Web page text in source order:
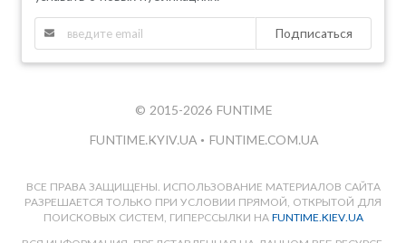
Подписаться
© 2015-2026 FUNTIME
FUNTIME.KYIV.UA • FUNTIME.COM.UA
ВСЕ ПРАВА ЗАЩИЩЕНЫ. ИСПОЛЬЗОВАНИЕ МАТЕРИАЛОВ САЙТА
РАЗРЕШАЕТСЯ ТОЛЬКО ПРИ УСЛОВИИ ПРЯМОЙ, ОТКРЫТОЙ ДЛЯ
ПОИСКОВЫХ СИСТЕМ, ГИПЕРССЫЛКИ НА FUNTIME.KIEV.UA